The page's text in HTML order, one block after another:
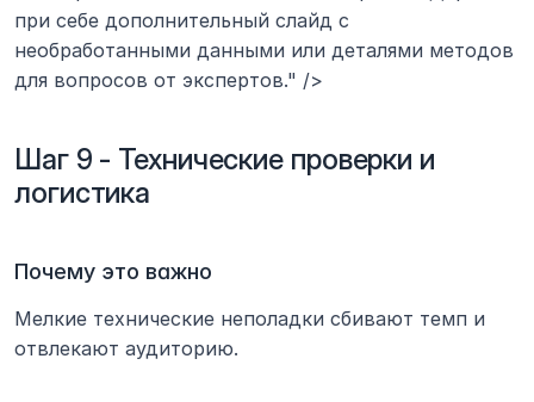
при себе дополнительный слайд с
необработанными данными или деталями методов
для вопросов от экспертов." />
Шаг 9 - Технические проверки и
логистика
Почему это важно
Мелкие технические неполадки сбивают темп и
отвлекают аудиторию.